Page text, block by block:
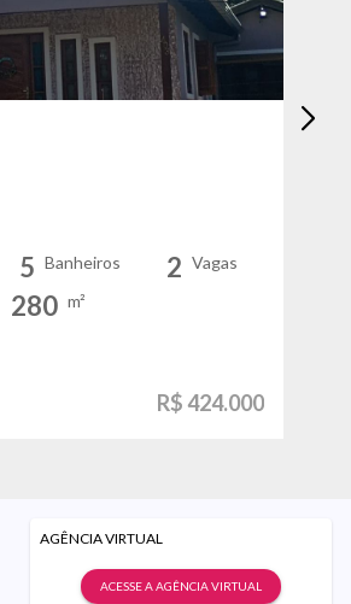
5 Banheiros 2 Vagas
280 m²
R$ 424.000
AGÊNCIA VIRTUAL
ACESSE A AGÊNCIA VIRTUAL